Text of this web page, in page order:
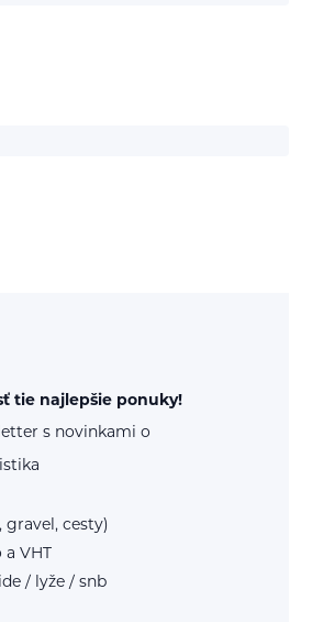
tie najlepšie ponuky!
s novinkami o
gravel, cesty)
VHT
/ lyže / snb